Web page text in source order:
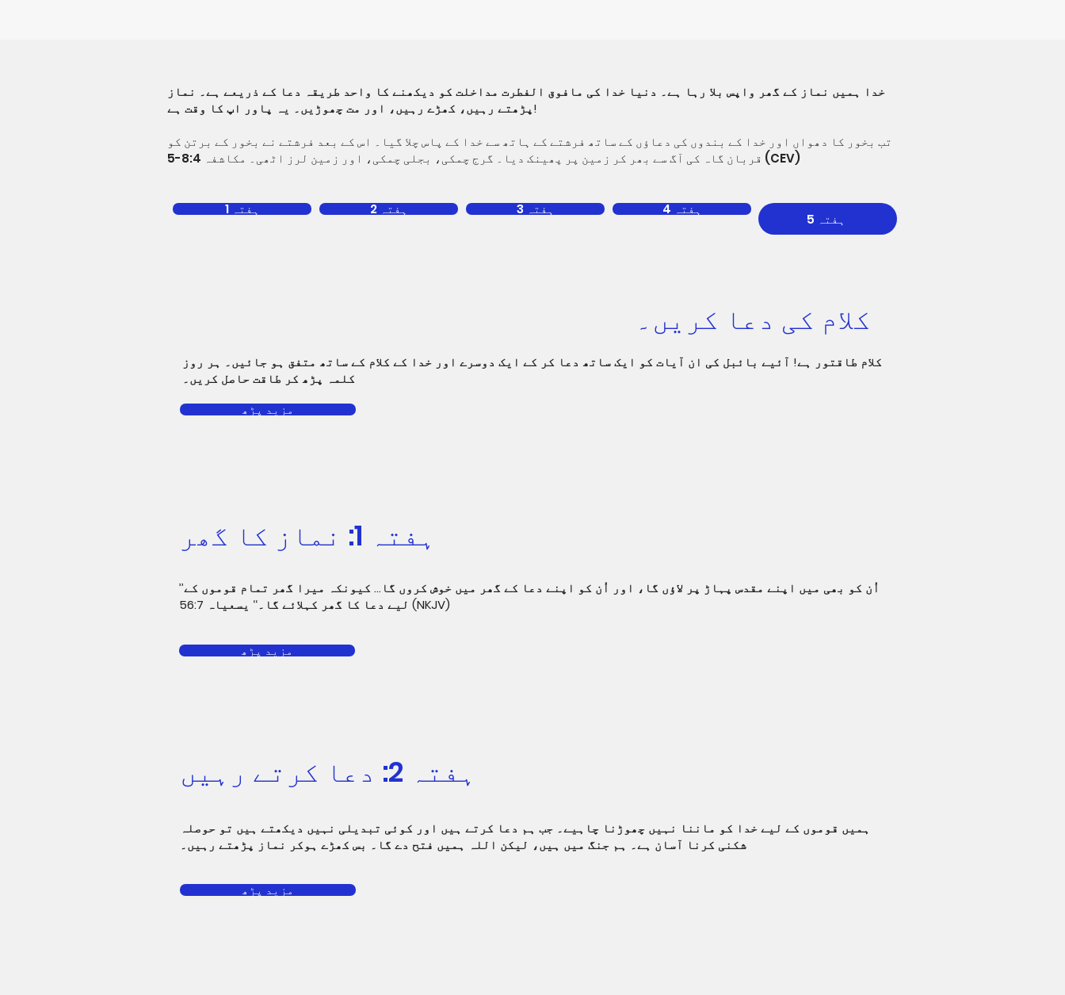
خدا ہمیں نماز کے گھر واپس بلا رہا ہے۔ دنیا خدا کی مافوق الفطرت مداخلت کو دیکھنے کا واحد طریقہ دعا کے ذریعے ہے۔ نماز
پڑھتے رہیں، کھڑے رہیں، اور مت چھوڑیں۔ یہ پاور اپ کا وقت ہے!
تب بخور کا دھواں اور خدا کے بندوں کی دعاؤں کے ساتھ فرشتے کے ہاتھ سے خدا کے پاس چلا گیا۔ اس کے بعد فرشتے نے بخور کے برتن کو
قربان گاہ کی آگ سے بھر کر زمین پر پھینک دیا۔ گرج چمکی، بجلی چمکی، اور زمین لرز اٹھی۔ مکاشفہ 8:4-5 (CEV)
ہفتہ 1 ہفتہ 2 ہفتہ 3 ہفتہ 4
ہفتہ 5
کلام کی دعا کریں۔
کلام طاقتور ہے! آئیے بائبل کی ان آیات کو ایک ساتھ دعا کر کے ایک دوسرے اور خدا کے کلام کے ساتھ متفق ہو جائیں۔ ہر روز
کلمہ پڑھ کر طاقت حاصل کریں۔
مزید پڑھ
ہفتہ 1: نماز کا گھر
’’اُن کو بھی میں اپنے مقدس پہاڑ پر لاؤں گا، اور اُن کو اپنے دعا کے گھر میں خوش کروں گا… کیونکہ میرا گھر تمام قوموں کے
لیے دعا کا گھر کہلائے گا۔‘‘ یسعیاہ 56:7 (NKJV)
مزید پڑھ
ہفتہ 2: دعا کرتے رہیں
ہمیں قوموں کے لیے خدا کو ماننا نہیں چھوڑنا چاہیے۔ جب ہم دعا کرتے ہیں اور کوئی تبدیلی نہیں دیکھتے ہیں تو حوصلہ
شکنی کرنا آسان ہے۔ ہم جنگ میں ہیں، لیکن اللہ ہمیں فتح دے گا۔ بس کھڑے ہوکر نماز پڑھتے رہیں۔
مزید پڑھ